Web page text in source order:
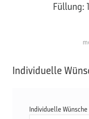
Füllung:
Individuelle
Individuelle Wünsche